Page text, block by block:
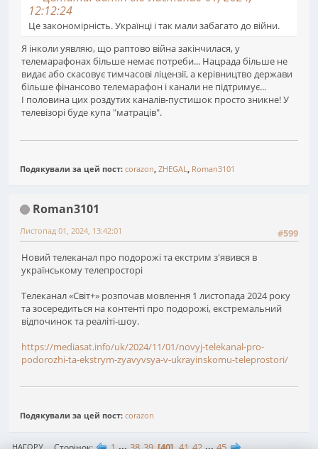
12:12:24
Це закономірність. Українці і так мали забагато до війни.
Я інколи уявляю, що раптово війна закінчилася, у
телемарафонах більше немає потреби... Нацрада більше не
видає або скасовує тимчасові ліцензії, а керівництво держави
більше фінансово телемарафон і канали не підтримує...
І половина цих роздутих каналів-пустишок просто зникне! У
телевізорі буде купа "матраців".
Подякували за цей пост: corazon ZHEGAL Roman3101
Roman3101
#599
Листопад 01, 2024, 13:42:01
Новий телеканал про подорожі та екстрим з'явився в
українському телепросторі
Телеканал «Світ+» розпочав мовлення 1 листопада 2024 року
та зосередиться на контенті про подорожі, екстремальний
відпочинок та реаліті-шоу.
https://mediasat.info/uk/2024/11/01/novyj-telekanal-pro-
podorozhi-ta-ekstrym-zyavyvsya-v-ukrayinskomu-teleprostori/
Подякували за цей пост: corazon
НАГОРУ